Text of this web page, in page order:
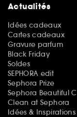
Actualités
Idées cadeaux
Cartes cadeaux
Gravure parfum
Black Friday
Soldes
SEPHORA edit
Sephora Prize
Sephora Beautiful
Clean at Sephora
Idées &